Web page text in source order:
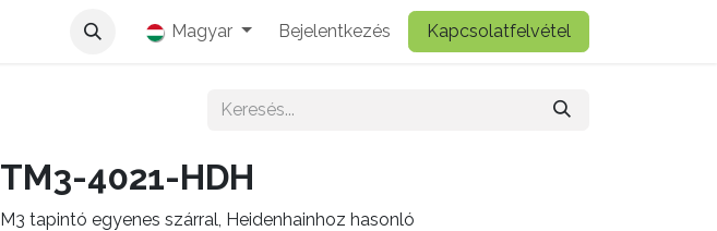
Magyar Bejelentkezés Kapcsolatfelvétel
TM3-4021-HDH
M3 tapintó egyenes szárral, Heidenhainhoz hasonló